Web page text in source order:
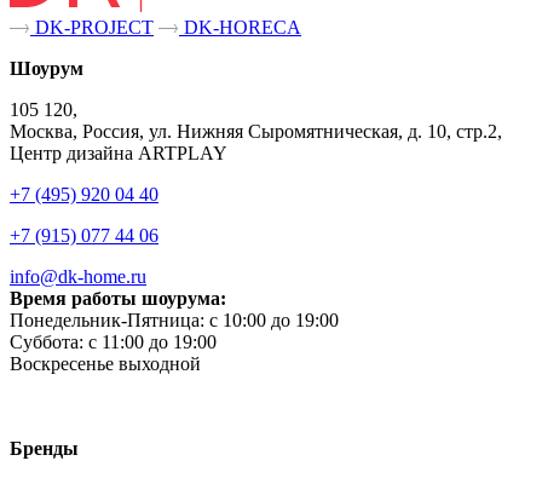
DK-PROJECT
DK-HORECA
Шоурум
105 120,
Москва, Россия, ул. Нижняя Сыромятническая, д. 10, стр.2,
Центр дизайна ARTPLAY
+7 (495) 920 04 40
+7 (915) 077 44 06
info@dk-home.ru
Время работы шоурума:
Понедельник-Пятница: c 10:00 до 19:00
Суббота: c 11:00 до 19:00
Воскресенье выходной
Бренды